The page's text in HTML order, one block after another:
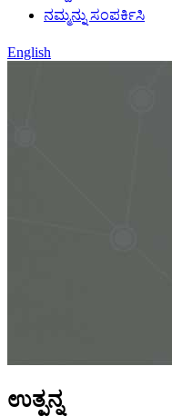
ನಮ್ಮನ್ನು ಸಂಪರ್ಕಿಸಿ
English
ಉತ್ಪನ್ನ